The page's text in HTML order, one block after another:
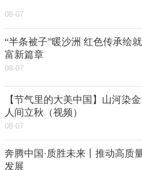
08-07
“半条被子”暖沙洲 红色传承绘
富新篇章
08-07
【节气里的大美中国】山河染金
人间立秋（视频）
08-07
奔腾中国·质胜未来丨推动高质
发展